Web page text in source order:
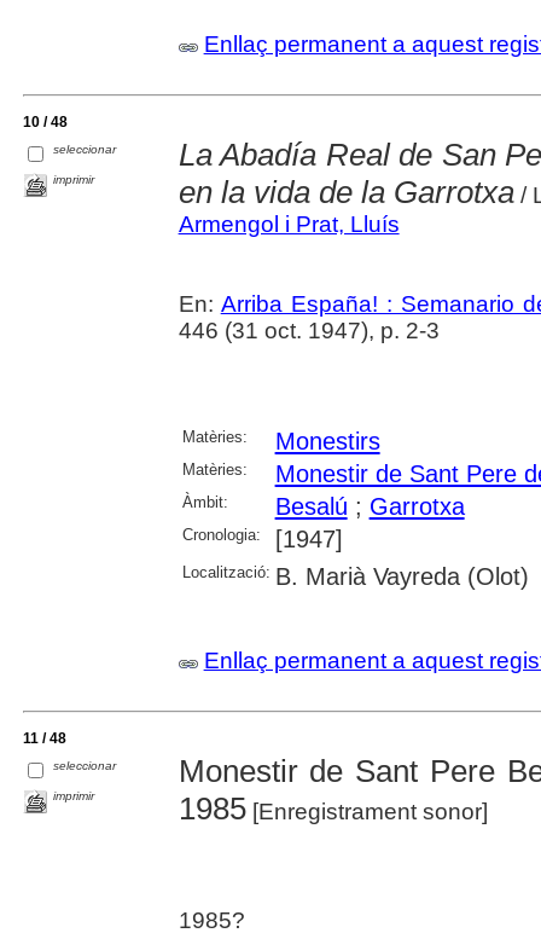
Enllaç permanent a aquest
10 / 48
seleccionar
imprimir
La Abadía Real de San
en la vida de la Garrotxa/
Armengol i Prat, Lluís
En: Arriba España! : Semanario
446 (31 oct. 1947), p. 2-3
Matèries: Monestirs
Matèries: Monestir de Sant Pere
Àmbit: Besalú ; Garrotxa
Cronologia: [1947]
Localització: B. Marià Vayreda (Olot)
Enllaç permanent a aquest
11 / 48
seleccionar
imprimir
Monestir de Sant Pere
1985[Enregistrament sonor]
1985?